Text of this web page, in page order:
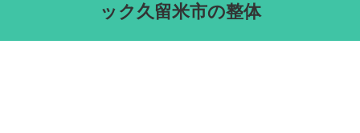
ック久留米市の整体